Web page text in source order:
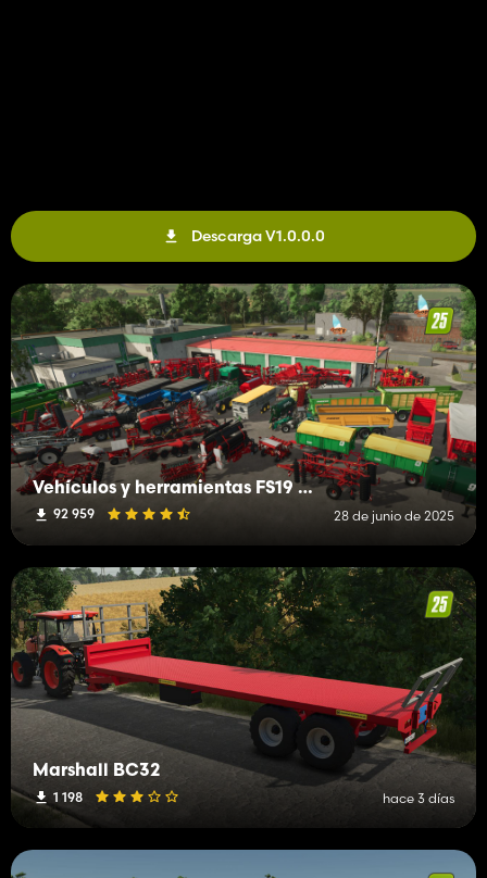
Descarga V1.0.0.0
Vehículos y herramientas FS19 (H-K)
92 959 28 de junio de 2025
Marshall BC32
1 198 hace 3 días